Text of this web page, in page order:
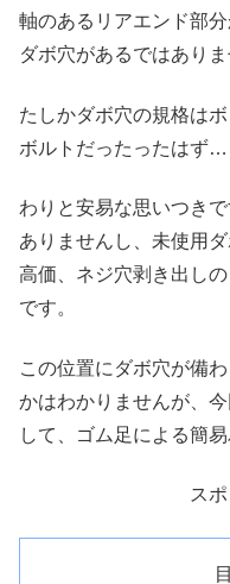
軸のあるリアエンド部
ダボ穴があるではありま
たしかダボ穴の規格は
ボルトだったったはず
わりと安易な思いつき
ありませんし、未使用
高価、ネジ穴剥き出し
です。
この位置にダボ穴が備
かはわかりませんが、
して、ゴム足による簡
ス